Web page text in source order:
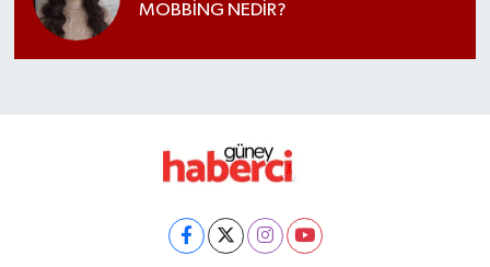
MOBBİNG NEDİR?